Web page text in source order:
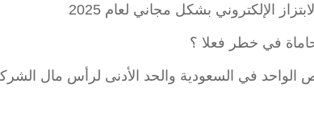
الإلكتروني بشكل مجاني لعام 2025
في خطر فعلا ؟
في السعودية والحد الأدنى لرأس مال